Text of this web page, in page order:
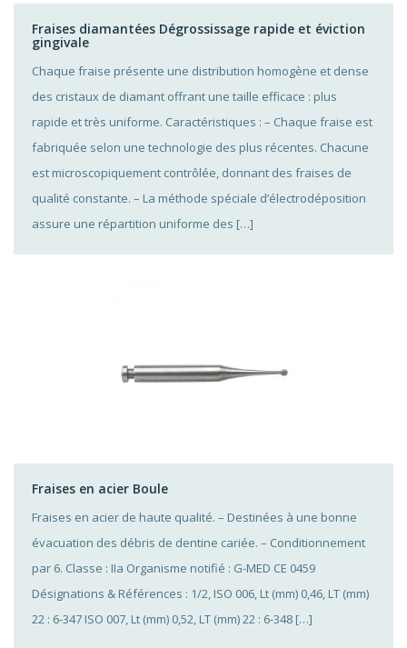
Fraises diamantées Dégrossissage rapide et éviction
gingivale
Chaque fraise présente une distribution homogène et dense
des cristaux de diamant offrant une taille efficace : plus
rapide et très uniforme. Caractéristiques : – Chaque fraise est
fabriquée selon une technologie des plus récentes. Chacune
est microscopiquement contrôlée, donnant des fraises de
qualité constante. – La méthode spéciale d’électrodéposition
assure une répartition uniforme des […]
Fraises en acier Boule
Fraises en acier de haute qualité. – Destinées à une bonne
évacuation des débris de dentine cariée. – Conditionnement
par 6. Classe : IIa Organisme notifié : G-MED CE 0459
Désignations & Références : 1/2, ISO 006, Lt (mm) 0,46, LT (mm)
22 : 6-347 ISO 007, Lt (mm) 0,52, LT (mm) 22 : 6-348 […]